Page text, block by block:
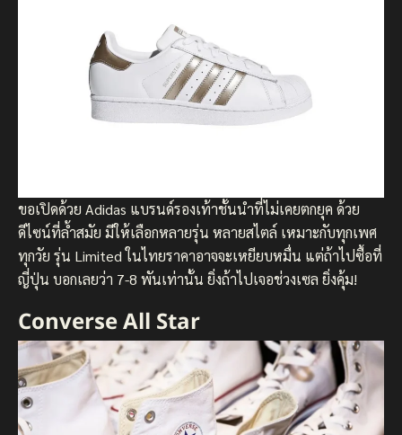
ขอเปิดด้วย Adidas แบรนด์รองเท้าชั้นนำที่ไม่เคยตกยุค ด้วย
ดีไซน์ที่ล้ำสมัย มีให้เลือกหลายรุ่น หลายสไตล์ เหมาะกับทุกเพศ
ทุกวัย รุ่น Limited ในไทยราคาอาจจะเหยียบหมื่น แต่ถ้าไปซื้อที่
ญี่ปุ่น บอกเลยว่า 7-8 พันเท่านั้น ยิ่งถ้าไปเจอช่วงเซล ยิ่งคุ้ม!
Converse All Star